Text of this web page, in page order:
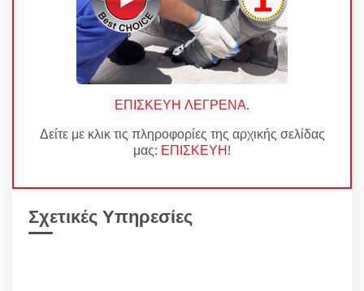
ΕΠΙΣΚΕΥΗ ΛΕΓΡΕΝΑ.
Δείτε με κλικ τις πληροφορίες της αρχικής σελίδας
μας: ΕΠΙΣΚΕΥΗ!
Σχετικές Υπηρεσίες